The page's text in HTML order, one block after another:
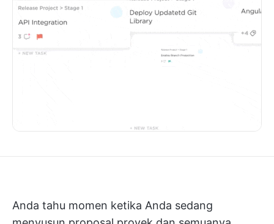
Anda tahu momen ketika Anda sedang